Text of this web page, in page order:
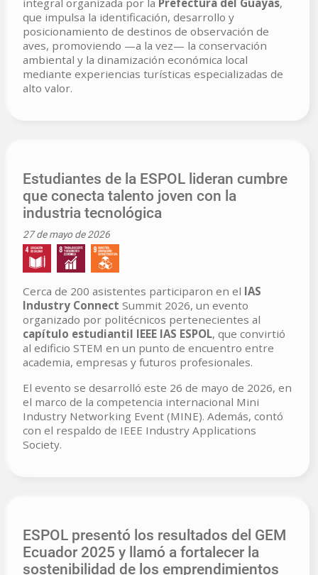
que impulsa la identificación, desarrollo y
posicionamiento de destinos de observación de
aves, promoviendo —a la vez— la conservación
ambiental y la dinamización económica local
mediante experiencias turísticas especializadas de
alto valor.
Estudiantes de la ESPOL lideran cumbre
que conecta talento joven con la
industria tecnológica
27 de mayo de 2026
Cerca de 200 asistentes participaron en el IAS
Industry Connect Summit 2026, un evento
organizado por politécnicos pertenecientes al
capítulo estudiantil IEEE IAS ESPOL, que convirtió
al edificio STEM en un punto de encuentro entre
academia, empresas y futuros profesionales.
El evento se desarrolló este 26 de mayo de 2026, en
el marco de la competencia internacional Mini
Industry Networking Event (MINE). Además, contó
con el respaldo de IEEE Industry Applications
Society.
ESPOL presentó los resultados del GEM
Ecuador 2025 y llamó a fortalecer la
sostenibilidad de los emprendimientos